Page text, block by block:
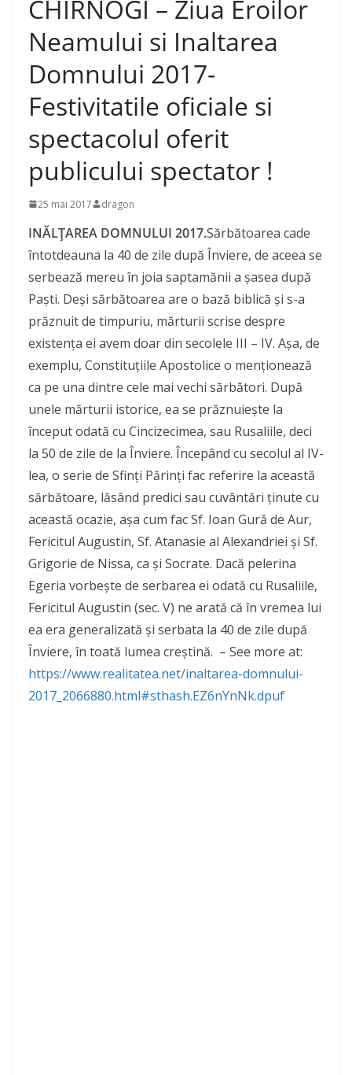
CHIRNOGI – Ziua Eroilor
Neamului si Inaltarea
Domnului 2017-
Festivitatile oficiale si
spectacolul oferit
publicului spectator !
25 mai 2017 dragon
INĂLŢAREA DOMNULUI 2017.Sărbătoarea cade
întotdeauna la 40 de zile după Înviere, de aceea se
serbează mereu în joia saptamănii a şasea după
Paşti. Deşi sărbătoarea are o bază biblică şi s-a
prăznuit de timpuriu, mărturii scrise despre
existenţa ei avem doar din secolele III – IV. Aşa, de
exemplu, Constituţiile Apostolice o menţionează
ca pe una dintre cele mai vechi sărbători. După
unele mărturii istorice, ea se prăznuieşte la
început odată cu Cincizecimea, sau Rusaliile, deci
la 50 de zile de la Înviere. Începând cu secolul al IV-
lea, o serie de Sfinţi Părinţi fac referire la această
sărbătoare, lăsând predici sau cuvântări ţinute cu
această ocazie, aşa cum fac Sf. Ioan Gură de Aur,
Fericitul Augustin, Sf. Atanasie al Alexandriei şi Sf.
Grigorie de Nissa, ca şi Socrate. Dacă pelerina
Egeria vorbeşte de serbarea ei odată cu Rusaliile,
Fericitul Augustin (sec. V) ne arată că în vremea lui
ea era generalizată şi serbata la 40 de zile după
Înviere, în toată lumea creştină. – See more at:
https://www.realitatea.net/inaltarea-domnului-
2017_2066880.html#sthash.EZ6nYnNk.dpuf